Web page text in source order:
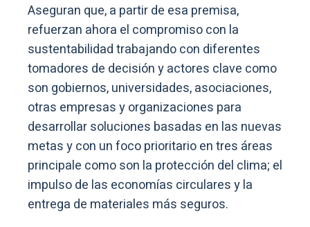
Aseguran que, a partir de esa premisa,
refuerzan ahora el compromiso con la
sustentabilidad trabajando con diferentes
tomadores de decisión y actores clave como
son gobiernos, universidades, asociaciones,
otras empresas y organizaciones para
desarrollar soluciones basadas en las nuevas
metas y con un foco prioritario en tres áreas
principale como son la protección del clima; el
impulso de las economías circulares y la
entrega de materiales más seguros.